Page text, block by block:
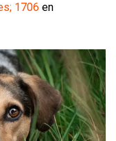
1706 en